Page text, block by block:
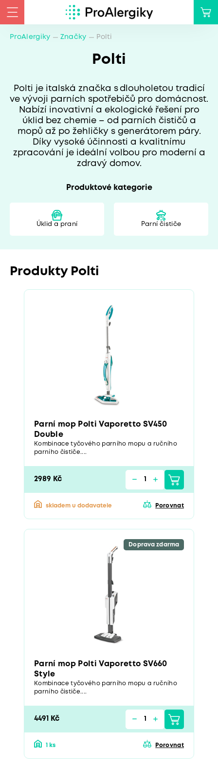
ProAlergiky Značky Polti
Polti
Polti je italská značka s dlouholetou tradicí
ve vývoji parních spotřebičů pro domácnost.
Nabízí inovativní a ekologické řešení pro
úklid bez chemie – od parních čističů a
mopů až po žehličky s generátorem páry.
Díky vysoké účinnosti a kvalitnímu
zpracování je ideální volbou pro moderní a
zdravý domov.
Produktové kategorie
Úklid a praní Parní čističe
Produkty Polti
Parní mop Polti Vaporetto SV450
Double
Kombinace tyčového parního mopu a ručního
parního čističe....
2989 Kč
skladem u dodavatele Porovnat
Doprava zdarma
Parní mop Polti Vaporetto SV660
Style
Kombinace tyčového parního mopu a ručního
parního čističe....
4491 Kč
1 ks Porovnat